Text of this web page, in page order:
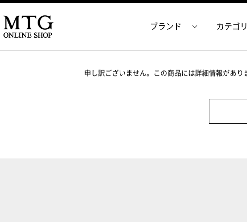
ブランド カテゴリ
申し訳ございません。この商品には詳細情報があり